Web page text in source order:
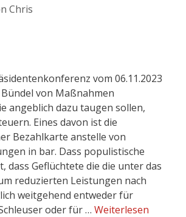
Chris
vom 06.11.2023
von Maßnahmen
angeblich dazu taugen sollen,
Eines davon ist die
Bezahlkarte anstelle von
in bar. Dass populistische
dass Geflüchtete die die unter das
reduzierten Leistungen nach
weitgehend entweder für
oder für … Weiterlesen